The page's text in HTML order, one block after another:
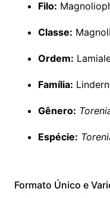
Filo:
Classe:
Ordem:
Família:
Gênero:
Espécie:
Formato Único e